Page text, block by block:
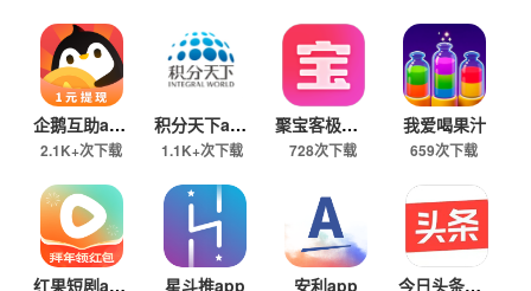
企鹅互助app
2.1K+次下载
积分天下app
1.1K+次下载
聚宝客极速版
728次下载
我爱喝果汁
659次下载
红果短剧app 星斗推app 安利app 今日头条极速版下载